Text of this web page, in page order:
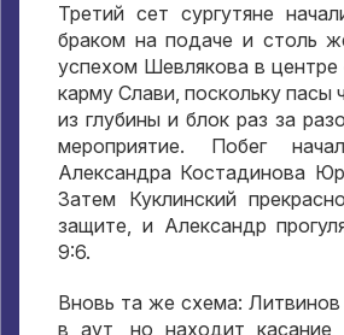
Третий сет сургутяне
браком на подаче и столь
успехом Шевлякова в центре
карму Слави, поскольку пасы
из глубины и блок раз за
мероприятие. Побег
Александра Костадинова
Затем Куклинский
защите, и Александр
9:6.
Вновь та же схема:
в аут, но находит касание,